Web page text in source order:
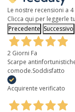
Le nostre recensioni a 4
Clicca qui per leggerle
Precedente Successivo
2 Giorni Fa
Scarpe
comode.Soddisfatto
Acquirente verificato